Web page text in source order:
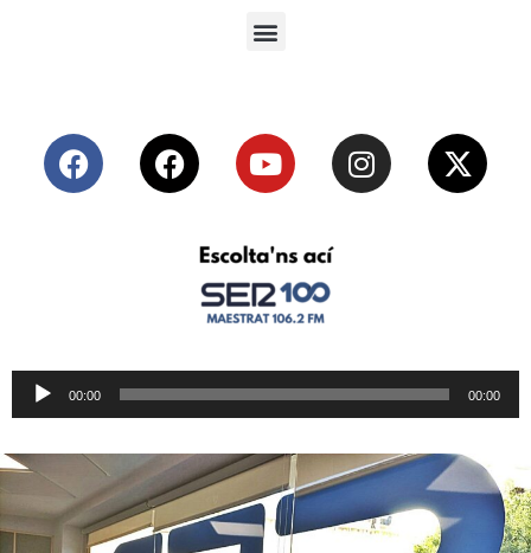
Reproductor
de
00:00 00:00